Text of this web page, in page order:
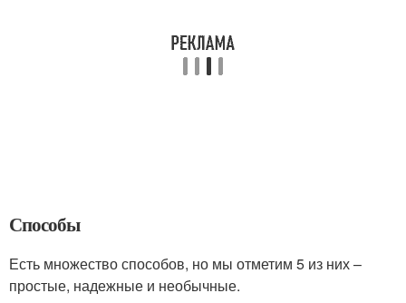
Способы
Есть множество способов, но мы отметим 5 из них –
простые, надежные и необычные.